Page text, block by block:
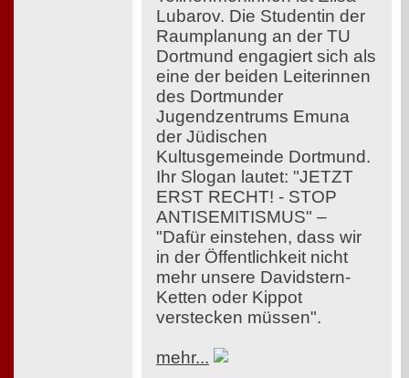
Lubarov. Die Studentin der
Raumplanung an der TU
Dortmund engagiert sich als
eine der beiden Leiterinnen
des Dortmunder
Jugendzentrums Emuna
der Jüdischen
Kultusgemeinde Dortmund.
Ihr Slogan lautet: "JETZT
ERST RECHT! - STOP
ANTISEMITISMUS" –
"Dafür einstehen, dass wir
in der Öffentlichkeit nicht
mehr unsere Davidstern-
Ketten oder Kippot
verstecken müssen".
mehr...